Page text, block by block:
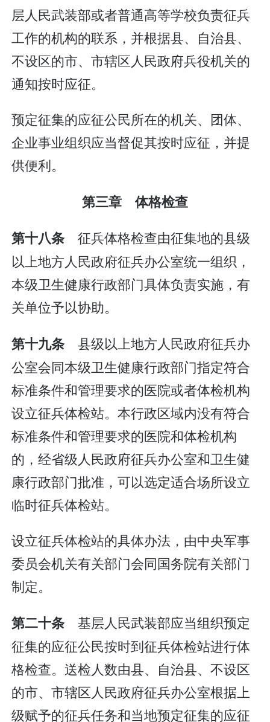
层人民武装部或者普通高等学校负责征兵
工作的机构的联系，并根据县、自治县、
不设区的市、市辖区人民政府兵役机关的
通知按时应征。
预定征集的应征公民所在的机关、团体、
企业事业组织应当督促其按时应征，并提
供便利。
第三章 体格检查
第十八条 征兵体格检查由征集地的县级
以上地方人民政府征兵办公室统一组织，
本级卫生健康行政部门具体负责实施，有
关单位予以协助。
第十九条 县级以上地方人民政府征兵办
公室会同本级卫生健康行政部门指定符合
标准条件和管理要求的医院或者体检机构
设立征兵体检站。本行政区域内没有符合
标准条件和管理要求的医院和体检机构
的，经省级人民政府征兵办公室和卫生健
康行政部门批准，可以选定适合场所设立
临时征兵体检站。
设立征兵体检站的具体办法，由中央军事
委员会机关有关部门会同国务院有关部门
制定。
第二十条 基层人民武装部应当组织预定
征集的应征公民按时到征兵体检站进行体
格检查。送检人数由县、自治县、不设区
的市、市辖区人民政府征兵办公室根据上
级赋予的征兵任务和当地预定征集的应征